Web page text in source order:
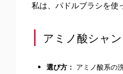
私は、パドルブラシを使
アミノ酸シャ
選び方： アミノ酸系の